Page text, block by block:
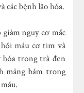
các bệnh lão hóa.
nguy cơ mắc
máu cơ tim và
hóa trong trà đen
mảng bám trong